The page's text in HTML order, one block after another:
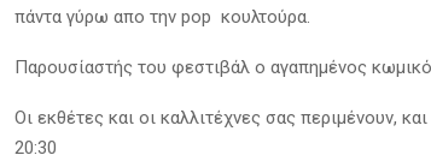
πάντα γύρω απο την pop κουλτούρα.
Παρουσίαστής του φεστιβάλ ο αγαπημένος
Οι εκθέτες και οι καλλιτέχνες σας περιμένουν,
20:30